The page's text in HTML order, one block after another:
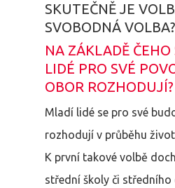
SKUTEČNĚ JE
SVOBODNÁ VOLBA?
NA ZÁKLADĚ ČEHO
LIDÉ PRO SVÉ
OBOR ROZHODUJÍ?
Mladí lidé se pro své
rozhodují v průběhu
K první takové volbě
střední školy či